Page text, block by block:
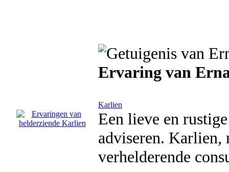
Ervaring van
Karlien
Een lieve en
adviseren. Karlien,
verhelderende